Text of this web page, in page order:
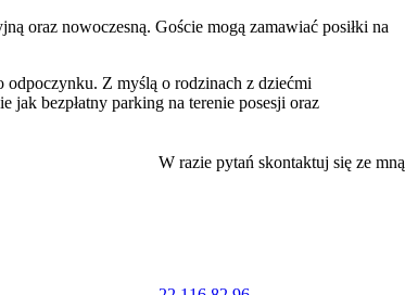
oraz nowoczesną. Goście mogą zamawiać posiłki na
Z myślą o rodzinach z dziećmi
jak bezpłatny parking na terenie posesji oraz
dla rodzin z dziećmi, par oraz grup znajomych.
miasta. W odległości około 1,5 km znajdują się
spektakl do Teatru Lalek Pleciuga. Miłośnicy przyrody
w dniu wyjazdu. Obiekt akceptuje płatności w
W razie pytań skontaktuj się ze mną